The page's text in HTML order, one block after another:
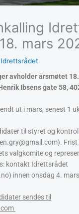
mars
avholder årsmøtet
Ibsens gate 58,
ut i mars, senest 1
til styret og
valgkomite og
kontakt Idrettsrådet
innen onsdag 4.
sendes til